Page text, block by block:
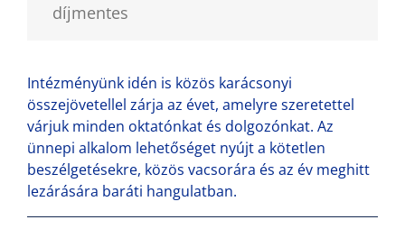
díjmentes
Intézményünk idén is közös karácsonyi
összejövetellel zárja az évet, amelyre szeretettel
várjuk minden oktatónkat és dolgozónkat. Az
ünnepi alkalom lehetőséget nyújt a kötetlen
beszélgetésekre, közös vacsorára és az év meghitt
lezárására baráti hangulatban.